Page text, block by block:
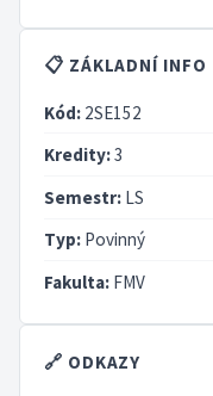
📋 ZÁKLADNÍ INFO
Kód: 2SE152
Kredity:3
Semestr: LS
Typ: Povinný
Fakulta: FMV
🔗 ODKAZY